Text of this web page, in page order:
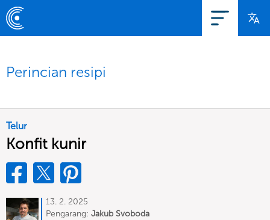
Perincian resipi
Telur
Konfit kunir
13. 2. 2025
Pengarang: Jakub Svoboda